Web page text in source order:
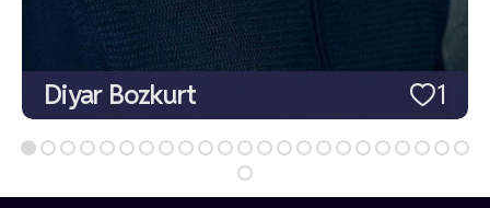
1
Diyar Bozkurt